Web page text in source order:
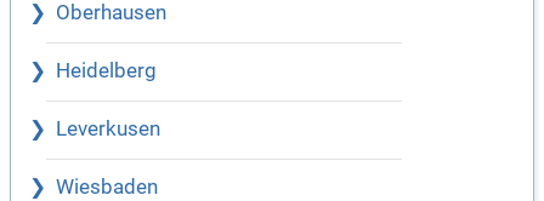
Oberhausen
Heidelberg
Leverkusen
Wiesbaden